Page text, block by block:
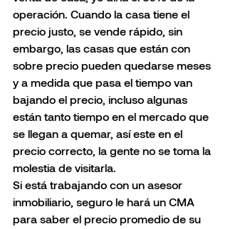
operación. Cuando la casa tiene el
precio justo, se vende rápido, sin
embargo, las casas que están con
sobre precio pueden quedarse meses
y a medida que pasa el tiempo van
bajando el precio, incluso algunas
están tanto tiempo en el mercado que
se llegan a quemar, así este en el
precio correcto, la gente no se toma la
molestia de visitarla.
Si está trabajando con un asesor
inmobiliario, seguro le hará un CMA
para saber el precio promedio de su